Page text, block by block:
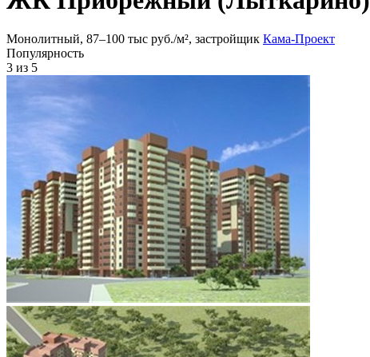
Монолитный, 87‒100 тыс руб./м², застройщик Кама-Проект
Популярность
3 из 5